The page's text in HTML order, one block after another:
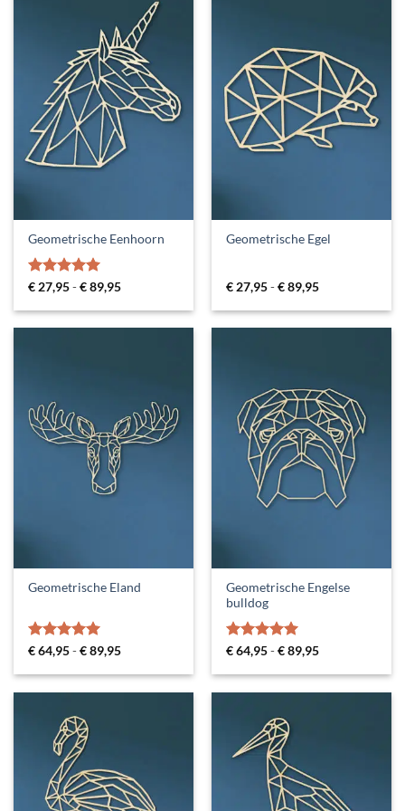
Geometrische Eenhoorn
Gewaardeerd
€ 27,95-€89,95Prijsklasse:
tot
Geometrische Egel
€ 27,95-€89,95Prijsklasse:
tot
Geometrische Eland
Gewaardeerd
€64,95-€89,95Prijsklasse:
tot
Geometrische Engelse
bulldog
Gewaardeerd
€64,95-€89,95Prijsklasse:
tot